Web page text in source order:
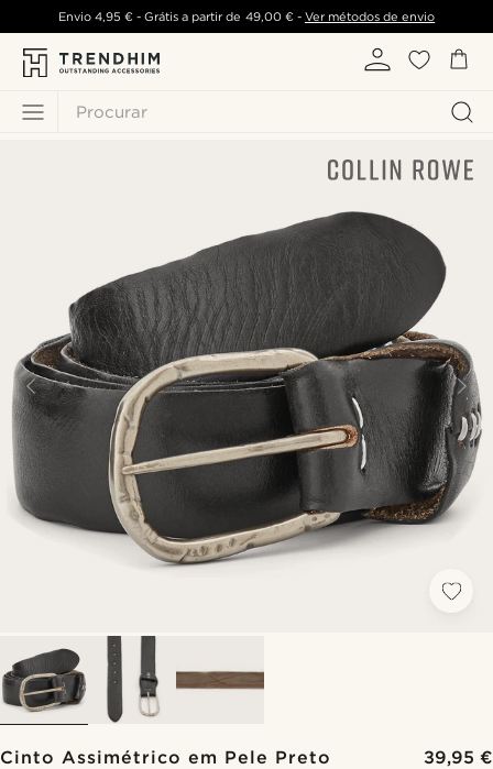
Procurar
Envio 4,95 €- Grátis a partir de 49,00 €- Ver métodos de envio
Cinto Assimétrico em Pele Preto 39,95 €